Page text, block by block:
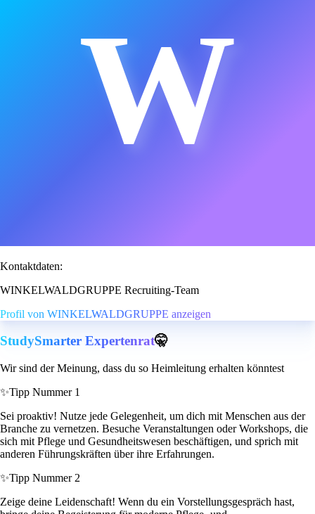
W
Kontaktdaten:
WINKELWALDGRUPPE Recruiting-Team
Profil von WINKELWALDGRUPPE anzeigen
StudySmarter Expertenrat🤫
Wir sind der Meinung, dass du so Heimleitung erhalten könntest
✨Tipp Nummer 1
Sei proaktiv! Nutze jede Gelegenheit, um dich mit Menschen aus der
Branche zu vernetzen. Besuche Veranstaltungen oder Workshops, die
sich mit Pflege und Gesundheitswesen beschäftigen, und sprich mit
anderen Führungskräften über ihre Erfahrungen.
✨Tipp Nummer 2
Zeige deine Leidenschaft! Wenn du ein Vorstellungsgespräch hast,